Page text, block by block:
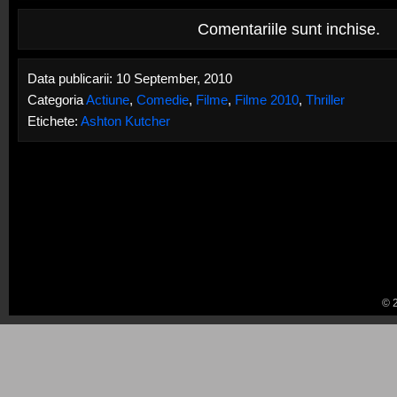
Comentariile sunt inchise.
Data publicarii: 10 September, 2010
CategoriaActiune, Comedie, Filme, Filme 2010, Thriller
Etichete: Ashton Kutcher
©